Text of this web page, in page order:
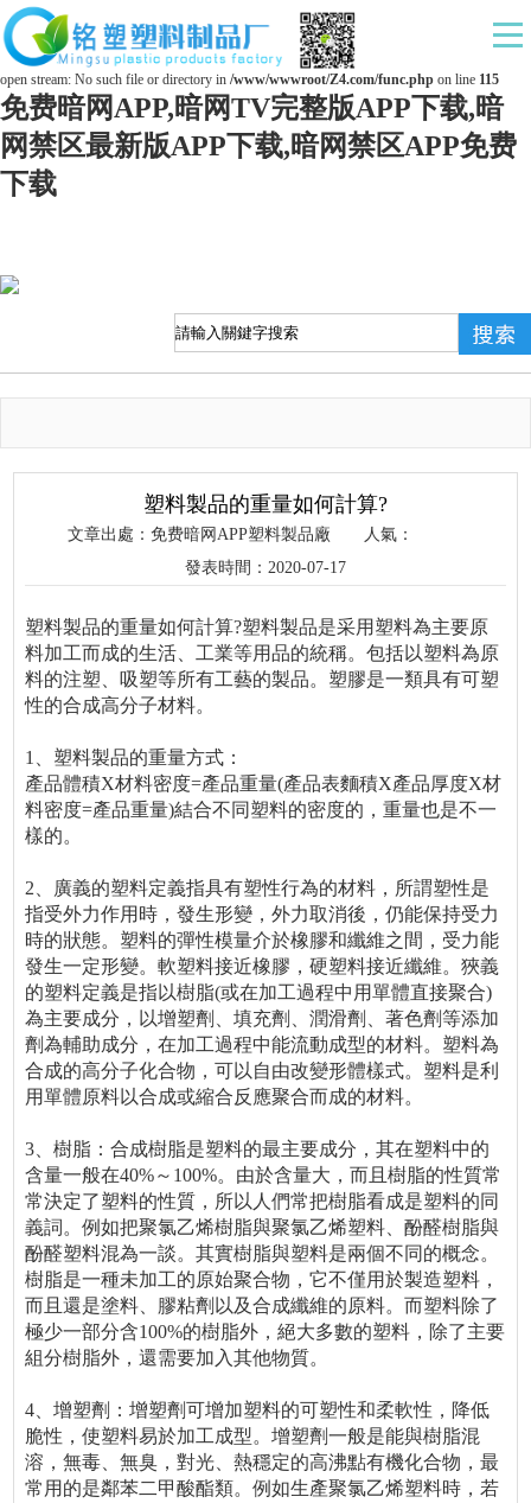
Warning: mkdir(): No space left on device in/www/wwwroot/Z4.com/func.php on line127
Warning: file_put_contents(./cachefile_yuan/ds169.com/cache/d8/afadb/ccf66.html): failed to
open stream: No such file or directory in /www/wwwroot/Z4.com/func.php on line 115
免费暗网APP,暗网TV完整版APP下载,暗
网禁区最新版APP下载,暗网禁区APP免费
下载
塑料製品的重量如何計算?
文章出處：免费暗网APP塑料製品廠
人氣：
發表時間：2020-07-17
塑料製品的重量如何計算?塑料製品是采用塑料為主要原
料加工而成的生活、工業等用品的統稱。包括以塑料為原
料的注塑、吸塑等所有工藝的製品。塑膠是一類具有可塑
性的合成高分子材料。
1、塑料製品的重量方式：
產品體積X材料密度=產品重量(產品表麵積X產品厚度X材
料密度=產品重量)結合不同塑料的密度的，重量也是不一
樣的。
2、廣義的塑料定義指具有塑性行為的材料，所謂塑性是
指受外力作用時，發生形變，外力取消後，仍能保持受力
時的狀態。塑料的彈性模量介於橡膠和纖維之間，受力能
發生一定形變。軟塑料接近橡膠，硬塑料接近纖維。狹義
的塑料定義是指以樹脂(或在加工過程中用單體直接聚合)
為主要成分，以增塑劑、填充劑、潤滑劑、著色劑等添加
劑為輔助成分，在加工過程中能流動成型的材料。塑料為
合成的高分子化合物，可以自由改變形體樣式。塑料是利
用單體原料以合成或縮合反應聚合而成的材料。
3、樹脂：合成樹脂是塑料的最主要成分，其在塑料中的
含量一般在40%～100%。由於含量大，而且樹脂的性質常
常決定了塑料的性質，所以人們常把樹脂看成是塑料的同
義詞。例如把聚氯乙烯樹脂與聚氯乙烯塑料、酚醛樹脂與
酚醛塑料混為一談。其實樹脂與塑料是兩個不同的概念。
樹脂是一種未加工的原始聚合物，它不僅用於製造塑料，
而且還是塗料、膠粘劑以及合成纖維的原料。而塑料除了
極少一部分含100%的樹脂外，絕大多數的塑料，除了主要
組分樹脂外，還需要加入其他物質。
4、增塑劑：增塑劑可增加塑料的可塑性和柔軟性，降低
脆性，使塑料易於加工成型。增塑劑一般是能與樹脂混
溶，無毒、無臭，對光、熱穩定的高沸點有機化合物，最
常用的是鄰苯二甲酸酯類。例如生產聚氯乙烯塑料時，若